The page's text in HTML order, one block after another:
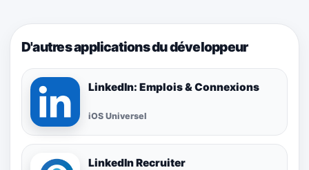
D'autres applications du développeur
LinkedIn: Emplois & Connexions
iOS Universel
LinkedIn Recruiter